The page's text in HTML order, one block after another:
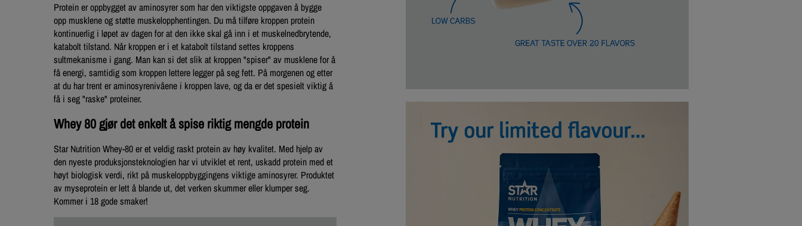
Protein er oppbygget av aminosyrer som har den viktigste oppgaven å bygge
opp musklene og støtte muskelopphentingen. Du må tilføre kroppen protein
kontinuerlig i løpet av dagen for at den ikke skal gå inn i et muskelnedbrytende,
katabolt tilstand. Når kroppen er i et katabolt tilstand settes kroppens
sultmekanisme i gang. Man kan si det slik at kroppen "spiser" av musklene for å
få energi, samtidig som kroppen lettere legger på seg fett. På morgenen og etter
at du har trent er aminosyrenivåene i kroppen lave, og da er det spesielt viktig å
få i seg "raske" proteiner.
Whey 80 gjør det enkelt å spise riktig mengde protein
Star Nutrition Whey-80 er et veldig raskt protein av høy kvalitet. Med hjelp av
den nyeste produksjonsteknologien har vi utviklet et rent, uskadd protein med et
høyt biologisk verdi, rikt på muskeloppbyggingens viktige aminosyrer. Produktet
av myseprotein er lett å blande ut, det verken skummer eller klumper seg.
Kommer i 18 gode smaker!